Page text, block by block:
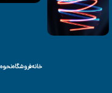
خانهفروشگاه